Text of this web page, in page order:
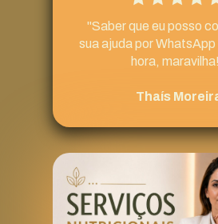
"Saber que eu posso
sua ajuda por WhatsApp
hora,
Thaís